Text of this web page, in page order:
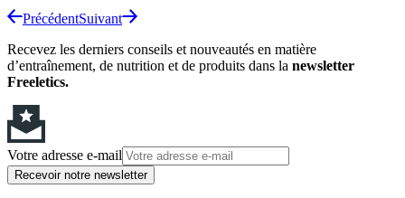
PrécédentSuivant
Recevez les derniers conseils et nouveautés en matière
d’entraînement, de nutrition et de produits dans la newsletter
Freeletics.
Votre adresse e-mail
Recevoir notre newsletter